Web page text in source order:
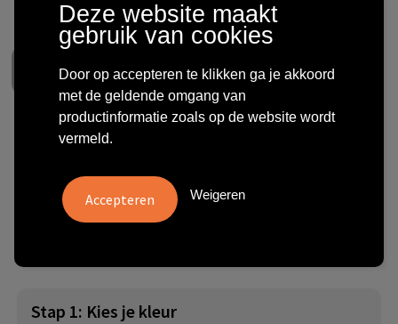
BeachBall Ø 24 cm strandbal
vanafexcl. btw - bekijk staffel
Stap 1: Kies je kleur
Deze website maakt
gebruik van cookies
Door op accepteren te klikken ga je akkoord
met de geldende omgang van
productinformatie zoals op de website wordt
vermeld.
Weigeren